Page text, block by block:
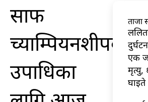
साफ
च्याम्पियनशीपकाे
उपाधिका
ताजा
एक
मृत्यु,
घाइते